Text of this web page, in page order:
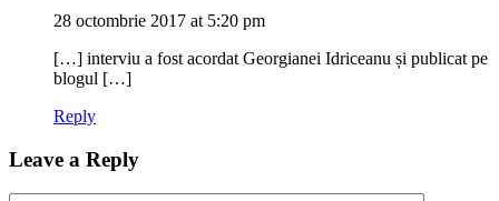
28 octombrie 2017 at 5:20 pm
[…] interviu a fost acordat Georgianei Idriceanu și publicat pe
blogul […]
Reply
Leave a Reply